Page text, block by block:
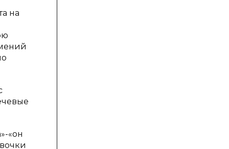
на
«он